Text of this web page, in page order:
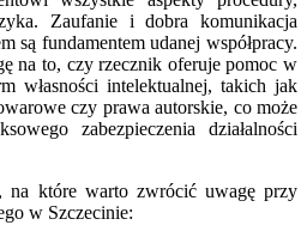
Zaufanie i dobra komunikacja
są fundamentem udanej współpracy.
na to, czy rzecznik oferuje pomoc w
własności intelektualnej, takich jak
czy prawa autorskie, co może
zabezpieczenia działalności
na które warto zwrócić uwagę przy
w Szczecinie: